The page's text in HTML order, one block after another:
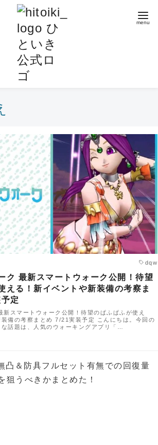
dqw
ク 最新スマートウォーク公開！待望
える！新イベントや新装備の考察ま
定
新スマートウォーク公開！待望のぱふぱふが使え
装備の考察まとめ 7/21実装予定 こんにちは。今回の
話題は、人気のウォーキングアプリ「…